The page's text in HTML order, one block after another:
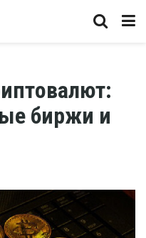
биржи и